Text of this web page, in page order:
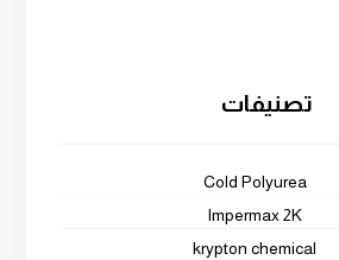
تصنيفات
Cold Polyurea
Impermax 2K
krypton chemical